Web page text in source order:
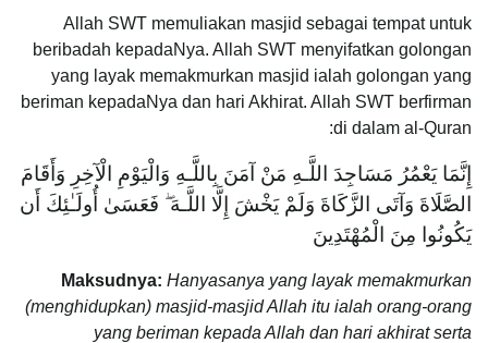
Allah SWT memuliakan masjid sebagai tempat untuk
beribadah kepadaNya. Allah SWT menyifatkan golongan
yang layak memakmurkan masjid ialah golongan yang
beriman kepadaNya dan hari Akhirat. Allah SWT berfirman
di dalam al-Quran:
إِنَّمَا يَعْمُرُ مَسَاجِدَ اللَّـهِ مَنْ آمَنَ بِاللَّـهِ وَالْيَوْمِ الْآخِرِ وَأَقَامَ
الصَّلَاةَ وَآتَى الزَّكَاةَ وَلَمْ يَخْشَ إِلَّا اللَّـهَ ۖ فَعَسَىٰ أُولَـٰئِكَ أَن
يَكُونُوا مِنَ الْمُهْتَدِينَ
Maksudnya: Hanyasanya yang layak memakmurkan
(menghidupkan) masjid-masjid Allah itu ialah orang-orang
yang beriman kepada Allah dan hari akhirat serta